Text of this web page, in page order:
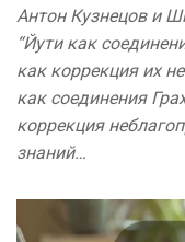
Антон Кузнецов и
“Йути как
как коррекция их
как соединения
коррекция
знаний…